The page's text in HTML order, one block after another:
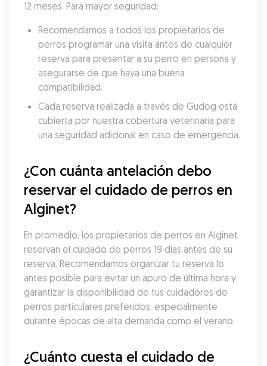
12 meses. Para mayor seguridad:
Recomendamos a todos los propietarios de
perros programar una visita antes de cualquier
reserva para presentar a su perro en persona y
asegurarse de que haya una buena
compatibilidad.
Cada reserva realizada a través de Gudog está
cubierta por nuestra cobertura veterinaria para
una seguridad adicional en caso de emergencia.
¿Con cuánta antelación debo
reservar el cuidado de perros en
Alginet?
En promedio, los propietarios de perros en Alginet
reservan el cuidado de perros 19 días antes de su
reserva. Recomendamos organizar tu reserva lo
antes posible para evitar un apuro de última hora y
garantizar la disponibilidad de tus cuidadores de
perros particulares preferidos, especialmente
durante épocas de alta demanda como el verano.
¿Cuánto cuesta el cuidado de